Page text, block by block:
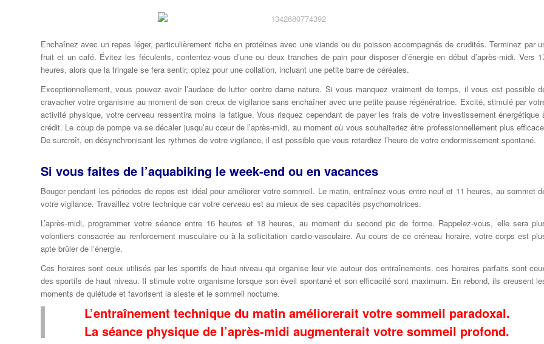
Enchaînez avec un repas léger, particulièrement riche en protéines avec une viande ou du poisson accompagnés de crudités. Terminez par
fruit et un café. Évitez les féculents, contentez-vous d’une ou deux tranches de pain pour disposer d’énergie en début d’après-midi. Vers
heures, alors que la fringale se fera sentir, optez pour une collation, incluant une petite barre de céréales.
Exceptionnellement, vous pouvez avoir l’audace de lutter contre dame nature. Si vous manquez vraiment de temps, il vous est possible
cravacher votre organisme au moment de son creux de vigilance sans enchaîner avec une petite pause régénératrice. Excité, stimulé par
activité physique, votre cerveau ressentira moins la fatigue. Vous risquez cependant de payer les frais de votre investissement énergétique
crédit. Le coup de pompe va se décaler jusqu’au cœur de l’après-midi, au moment où vous souhaiteriez être professionnellement plus
De surcroît, en désynchronisant les rythmes de votre vigilance, il est possible que vous retardiez l’heure de votre endormissement spontané.
Si vous faites de l’aquabiking le week-end ou en vacances
Bouger pendant les périodes de repos est idéal pour améliorer votre sommeil. Le matin, entraînez-vous entre neuf et 11 heures, au sommet
votre vigilance. Travaillez votre technique car votre cerveau est au mieux de ses capacités psychomotrices.
L’après-midi, programmer votre séance entre 16 heures et 18 heures, au moment du second pic de forme. Rappelez-vous, elle sera
volontiers consacrée au renforcement musculaire ou à la sollicitation cardio-vasculaire. Au cours de ce créneau horaire, votre corps est
apte brûler de l’énergie.
Ces horaires sont ceux utilisés par les sportifs de haut niveau qui organise leur vie autour des entraînements. ces horaires parfaits sont
des sportifs de haut niveau. Il stimule votre organisme lorsque son éveil spontané et son efficacité sont maximum. En rebond, ils creusent
moments de quiétude et favorisent la sieste et le sommeil nocturne.
L’entraînement technique du matin améliorerait votre sommeil paradoxal.
La séance physique de l’après-midi augmenterait votre sommeil profond.